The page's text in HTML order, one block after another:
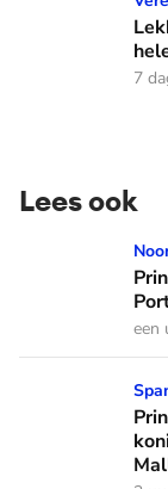
7
Lees ook
Prins Sverre
een
Prinses Sofía